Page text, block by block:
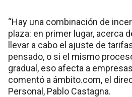
“Hay una combinación de
plaza: en primer lugar, acerca
llevar a cabo el ajuste de
pensado, o si el mismo
gradual, eso afecta a
comentó a ámbito.com, el
Personal, Pablo Castagna.